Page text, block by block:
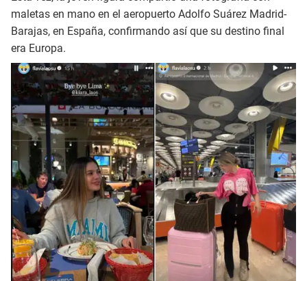
maletas en mano en el aeropuerto Adolfo Suárez Madrid-
Barajas, en España, confirmando así que su destino final
era Europa.